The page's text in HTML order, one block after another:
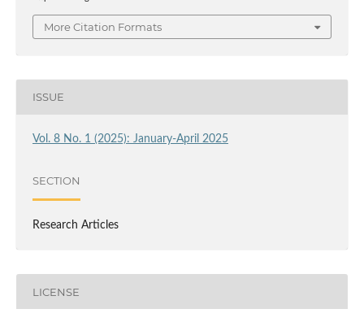
More Citation Formats
ISSUE
Vol. 8 No. 1 (2025): January-April 2025
SECTION
Research Articles
LICENSE